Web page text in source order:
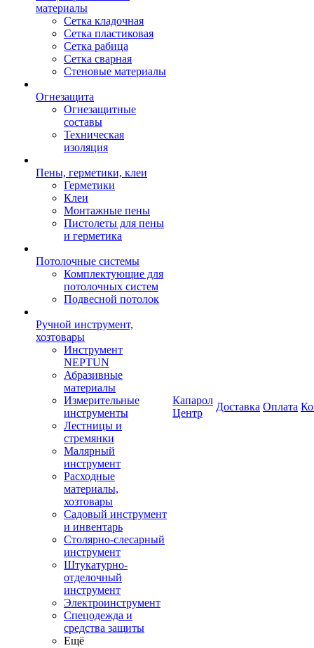
материалы
Сетка кладочная
Сетка пластиковая
Сетка рабица
Сетка сварная
Стеновые материалы
Огнезащита
Огнезащитные
составы
Техническая
изоляция
Пены, герметики, клеи
Герметики
Клеи
Монтажные пены
Пистолеты для пены
и герметика
Потолочные системы
Комплектующие для
потолочных систем
Подвесной потолок
Ручной инструмент,
хозтовары
Инструмент
NEPTUN
Абразивные
материалы
Измерительные
инструменты
Лестницы и
стремянки
Малярный
инструмент
Расходные
материалы,
хозтовары
Садовый инструмент
и инвентарь
Столярно-слесарный
инструмент
Штукатурно-
отделочный
инструмент
Электроинструмент
Спецодежда и
средства защиты
Ещё
Капарол
Центр
Доставка Оплата